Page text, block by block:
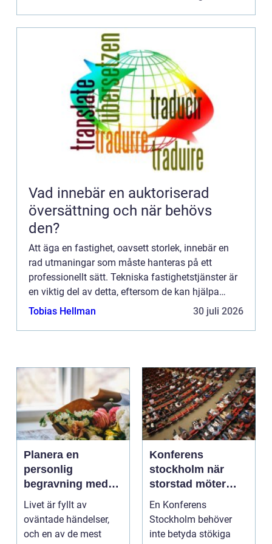
Vad innebär en auktoriserad
översättning och när behövs
den?
Att äga en fastighet, oavsett storlek, innebär en
rad utmaningar som måste hanteras på ett
professionellt sätt. Tekniska fastighetstjänster är
en viktig del av detta, eftersom de kan hjälpa
fastighetsäga...
Tobias Hellman 30 juli 2026
Planera en
personlig
begravning med
hjälp av en
begravningsbyrå
Livet är fyllt av
oväntade händelser,
och en av de mest
Konferens
stockholm när
storstad möter
rofylld landsbygd
En Konferens
Stockholm behöver
inte betyda stökiga